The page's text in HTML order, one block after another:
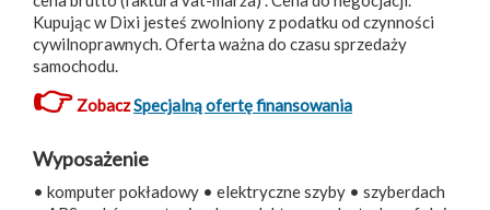
Kupując w Dixi jesteś zwolniony z podatku od czynności
cywilnoprawnych. Oferta ważna do czasu sprzedaży
samochodu.
👉ZobaczSpecjalną ofertę finansowania
Wyposażenie
• komputer pokładowy • elektryczne szyby • szyberdach